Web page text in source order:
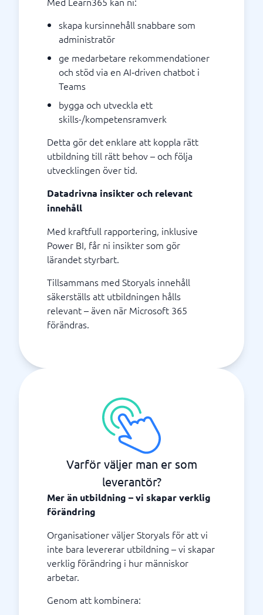
skapa kursinnehåll snabbare som
administratör
ge medarbetare rekommendationer
och stöd via en AI‑driven chatbot i
Teams
bygga och utveckla ett
skills-/kompetensramverk
Detta gör det enklare att koppla rätt
utbildning till rätt behov – och följa
utvecklingen över tid.
Datadrivna insikter och relevant
innehåll
Med kraftfull rapportering, inklusive
Power BI, får ni insikter som gör
lärandet styrbart.
Tillsammans med Storyals innehåll
säkerställs att utbildningen hålls
relevant – även när Microsoft 365
förändras.
Varför väljer man er som
leverantör?
Mer än utbildning – vi skapar verklig
förändring
Organisationer väljer Storyals för att vi
inte bara levererar utbildning – vi skapar
verklig förändring i hur människor
arbetar.
Genom att kombinera: